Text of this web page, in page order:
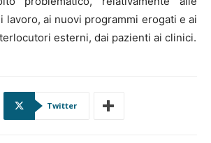
lavoro, ai nuovi programmi erogati e ai
esterni, dai pazienti ai clinici.
Twitter